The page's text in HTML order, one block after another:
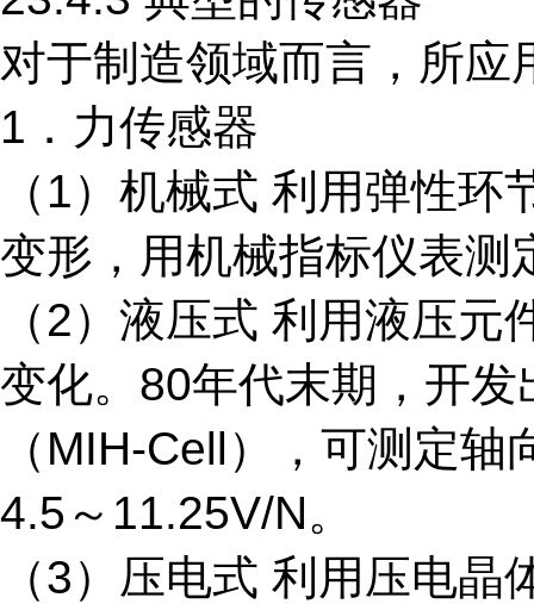
对于制造领域而言，所
1．力传感器
（1）机械式 利用弹性
变形，用机械指标仪表测
（2）液压式 利用液压
变化。80年代末期，开
（MIH-Cell），可测定
4.5～11.25V/N。
（3）压电式 利用压电